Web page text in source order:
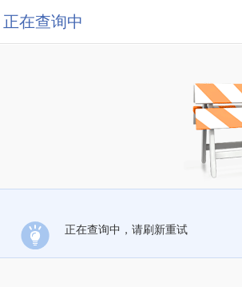
正在查询中
正在查询中，请刷新重试